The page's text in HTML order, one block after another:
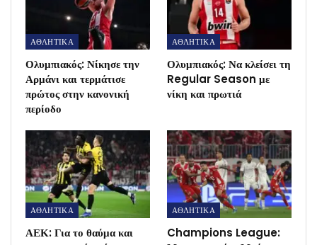
ΑΘΛΗΤΙΚΑ
Ολυμπιακός: Νίκησε την
Αρμάνι και τερμάτισε
πρώτος στην κανονική
περίοδο
ΑΘΛΗΤΙΚΑ
Ολυμπιακός: Να κλείσει τη
Regular Season με
νίκη και πρωτιά
ΑΘΛΗΤΙΚΑ
ΑΕΚ: Για το θαύμα και
ΑΘΛΗΤΙΚΑ
Champions League: